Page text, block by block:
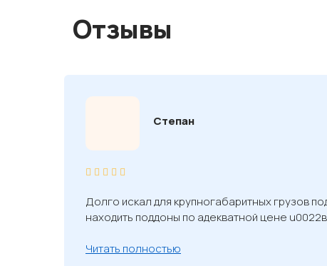
Отзывы
Степан
Долго искал для крупногабаритных грузов
находить поддоны по адекватной цене
Читать полностью